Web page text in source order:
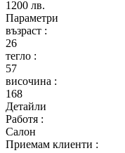
1200 лв.
Параметри
възраст :
26
тегло :
57
височина :
168
Детайли
Работя :
Салон
Приемам клиенти :